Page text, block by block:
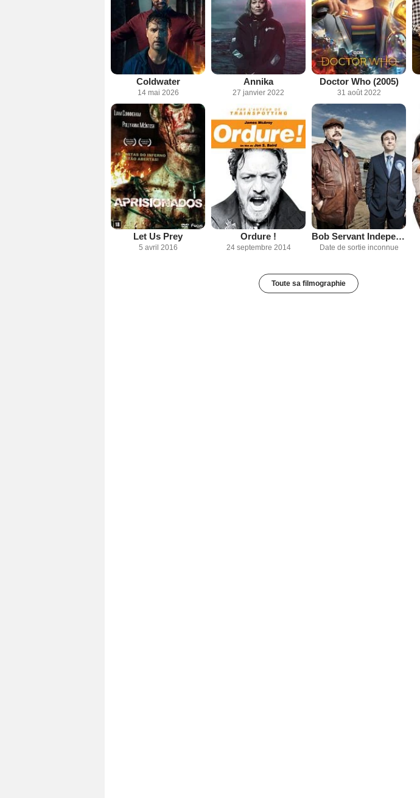
Coldwater
14 mai 2026
Annika
27 janvier 2022
Doctor Who (2005)
31 août 2022
Let Us Prey
5 avril 2016
Ordure !
24 septembre 2014
Bob Servant Independent
Date de sortie inconnue
Toute sa filmographie